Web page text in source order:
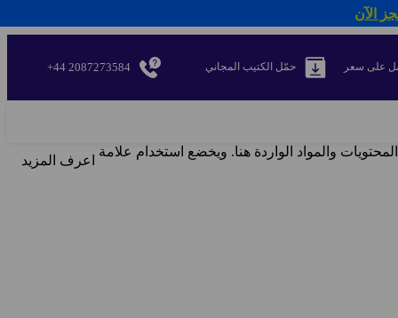
على سعر حمّل الكتيب المجاني +44 2087273584
والمواد الواردة هنا. ويخضع استخدام علامة
اعرف المزيد
الآن